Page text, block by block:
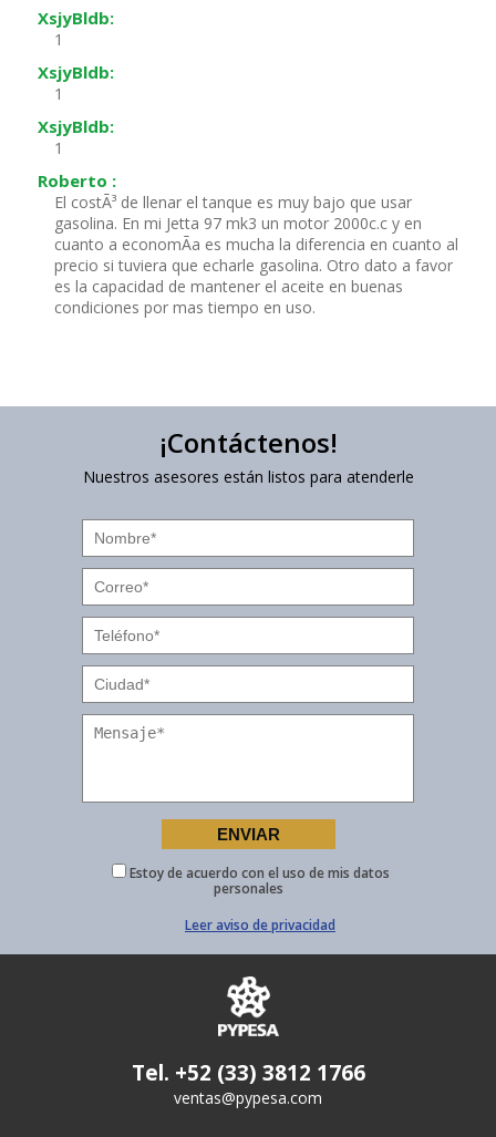
XsjyBldb:
1
XsjyBldb:
1
XsjyBldb:
1
Roberto :
El costÃ³ de llenar el tanque es muy bajo que usar
gasolina. En mi Jetta 97 mk3 un motor 2000c.c y en
cuanto a economÃ­a es mucha la diferencia en cuanto al
precio si tuviera que echarle gasolina. Otro dato a favor
es la capacidad de mantener el aceite en buenas
condiciones por mas tiempo en uso.
¡Contáctenos!
Nuestros asesores están listos para atenderle
Estoy de acuerdo con el uso de mis datos
personales
Leer aviso de privacidad
Tel. +52 (33) 3812 1766
ventas@pypesa.com